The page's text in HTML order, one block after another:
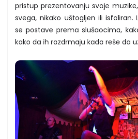
pristup prezentovanju svoje
svega, nikako uštogljen ili isfoliran.
se postave prema slušaocima,
kako da ih razdrmaju kada reše da